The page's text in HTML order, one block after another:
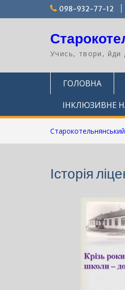
098-932-77-12
Учись, твори, йди
ГОЛОВНА
ІНКЛЮЗИВНЕ
Старокотельнянський
Історія